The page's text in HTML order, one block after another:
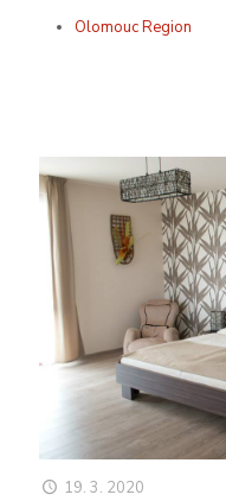
Olomouc Region
19. 3. 2020